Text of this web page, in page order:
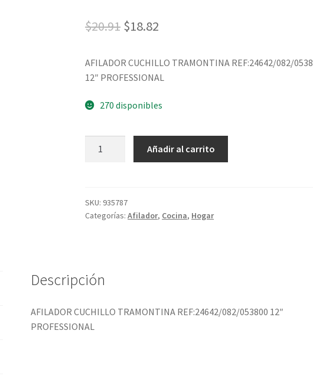
$20.91 $18.82
AFILADOR CUCHILLO TRAMONTINA REF:24642/082/
12″ PROFESSIONAL
270 disponibles
Añadir al carrito
SKU: 935787
Categorías:Afilador, Cocina, Hogar
Descripción
AFILADOR CUCHILLO TRAMONTINA REF:24642/082/053800 12″
PROFESSIONAL